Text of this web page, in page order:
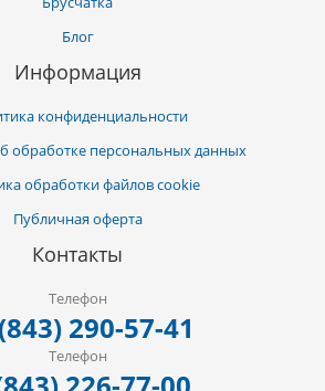
Блог
Информация
конфиденциальности
обработке персональных данных
обработки файлов cookie
Публичная оферта
Контакты
Телефон
290-57-41
Телефон